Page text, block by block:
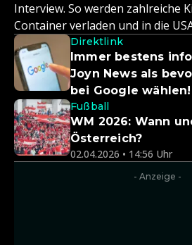
Interview. So werden zahlreiche
Container verladen und in die
Direktlink
Immer bestens
Joyn News als
bei Google wählen!
Fußball
WM 2026: Wann
Österreich?
02.04.2026 • 14:56 Uhr
- Anzeige -